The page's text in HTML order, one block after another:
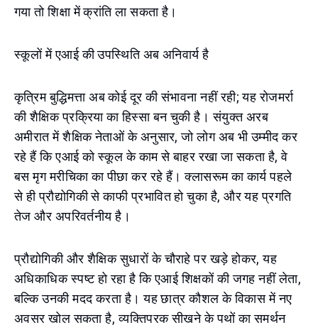
गया तो शिक्षा में क्रांति ला सकता है।
स्कूलों में एआई की उपस्थिति अब अनिवार्य है
कृत्रिम बुद्धिमत्ता अब कोई दूर की संभावना नहीं रही; यह रोजमर्रा
की शैक्षिक प्रक्रिया का हिस्सा बन चुकी है। संयुक्त अरब
अमीरात में शैक्षिक नेताओं के अनुसार, जो लोग अब भी उम्मीद कर
रहे हैं कि एआई को स्कूल के काम से बाहर रखा जा सकता है, वे
बस मृग मरीचिका का पीछा कर रहे हैं। क्लासरूम का कार्य पहले
से ही प्रौद्योगिकी से काफी प्रभावित हो चुका है, और यह प्रगति
तेज और अपरिवर्तनीय है।
प्रौद्योगिकी और शैक्षिक सुधारों के चौराहे पर खड़े होकर, यह
अधिकाधिक स्पष्ट हो रहा है कि एआई शिक्षकों की जगह नहीं लेता,
बल्कि उनकी मदद करता है। यह छात्र कौशल के विकास में नए
अवसर खोल सकता है, व्यक्तिपरक सीखने के पथों का समर्थन